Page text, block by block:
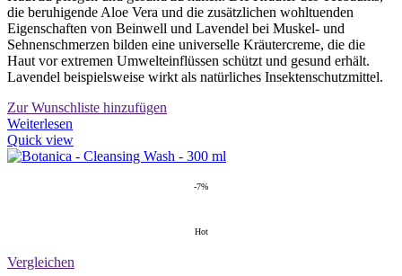
die beruhigende Aloe Vera und die zusätzlichen wohltuenden
Eigenschaften von Beinwell und Lavendel bei Muskel- und
Sehnenschmerzen bilden eine universelle Kräutercreme, die die
Haut vor extremen Umwelteinflüssen schützt und gesund erhält.
Lavendel beispielsweise wirkt als natürliches Insektenschutzmittel.
Zur Wunschliste hinzufügen
Weiterlesen
Quick view
-7%
Hot
Vergleichen